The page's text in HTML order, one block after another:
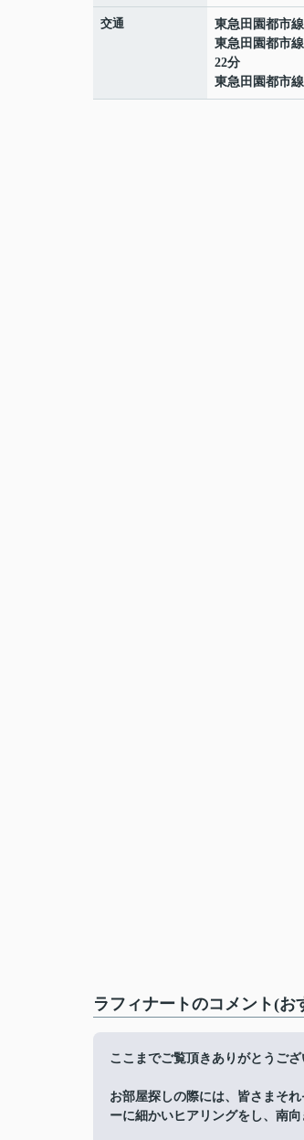
交通 東急田園都市線
東急田園都市線
22分
東急田園都市線
ラフィナートのコメント(お
ここまでご覧頂きありがとうござ
お部屋探しの際には、皆さまそ
ーに細かいヒアリングをし、南